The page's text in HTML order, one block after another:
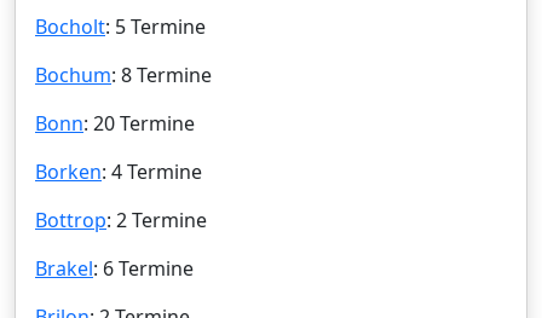
Bocholt: 5 Termine
Bochum: 8 Termine
Bonn: 20 Termine
Borken: 4 Termine
Bottrop: 2 Termine
Brakel: 6 Termine